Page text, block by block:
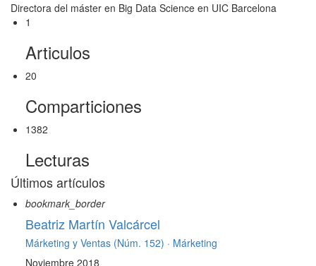
Directora del máster en Big Data Science en UIC Barcelona
1
Articulos
20
Comparticiones
1382
Lecturas
Últimos artículos
bookmark_border
Beatriz Martín Valcárcel
Márketing y Ventas (Núm. 152) · Márketing
Noviembre 2018